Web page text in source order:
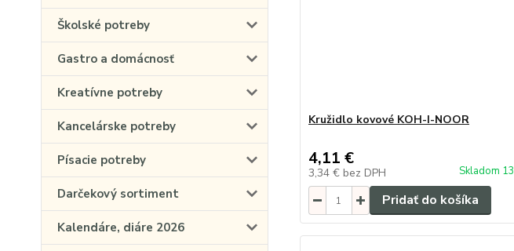
Školské potreby
Gastro a domácnosť
Kreatívne potreby
Kancelárske potreby
Písacie potreby
Darčekový sortiment
Kalendáre, diáre 2026
Kružidlo kovové KOH-I-NOOR
4,11 €
3,34 € bez DPH Skladom 13
Pridať do košíka